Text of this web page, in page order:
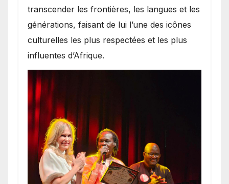
transcender les frontières, les langues et les
générations, faisant de lui l’une des icônes
culturelles les plus respectées et les plus
influentes d’Afrique.